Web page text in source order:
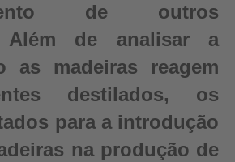
de outros
Além de analisar a
as madeiras reagem
destilados, os
para a introdução
na produção de